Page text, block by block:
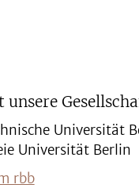
Universität
Universität Berlin
rbb